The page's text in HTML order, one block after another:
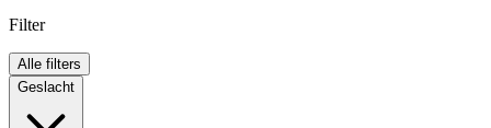
Filter
Alle filters
Geslacht